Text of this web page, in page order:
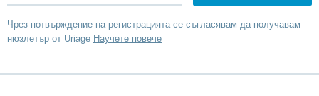
Чрез потвърждение на регистрацията се съгласявам да получавам
нюзлетър от Uriage Научете повече